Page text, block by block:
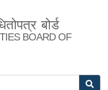
बोर्ड
BOARD OF